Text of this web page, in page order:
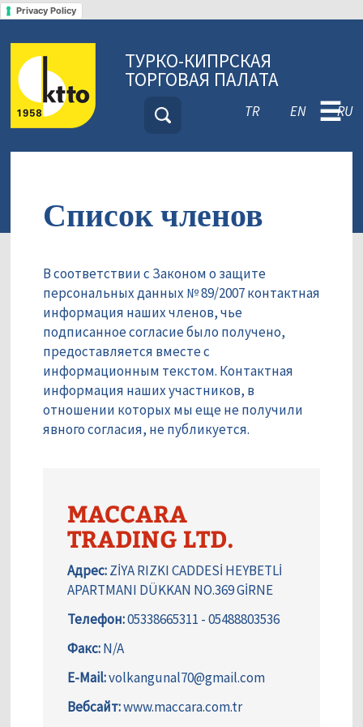
Privacy Policy
ТУРКО-КИПРСКАЯ
ТОРГОВАЯ ПАЛАТА
TR EN RU
☰
Список членов
В соответствии с Законом о защите
персональных данных № 89/2007 контактная
информация наших членов, чье
подписанное согласие было получено,
предоставляется вместе с
информационным текстом. Контактная
информация наших участников, в
отношении которых мы еще не получили
явного согласия, не публикуется.
MACCARA
TRADING LTD.
Адрес:ZİYA RIZKI CADDESİ HEYBETLİ
APARTMANI DÜKKAN NO.369 GİRNE
Телефон:05338665311 - 05488803536
Факс:N/A
E-Mail:volkangunal70@gmail.com
Вебсайт:www.maccara.com.tr